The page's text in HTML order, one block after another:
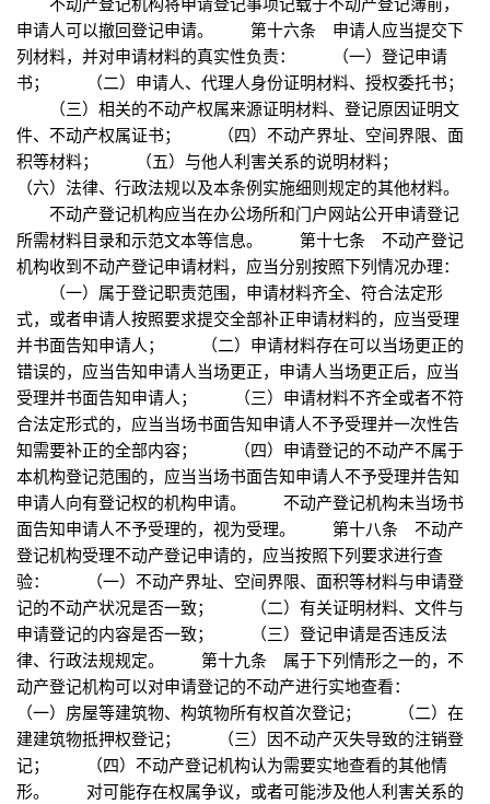
申请人可以撤回登记申请。 第十六条 申请人应当提交下
列材料，并对申请材料的真实性负责： （一）登记申请
书； （二）申请人、代理人身份证明材料、授权委托书；
（三）相关的不动产权属来源证明材料、登记原因证明文
件、不动产权属证书； （四）不动产界址、空间界限、面
积等材料； （五）与他人利害关系的说明材料；
（六）法律、行政法规以及本条例实施细则规定的其他材料。
不动产登记机构应当在办公场所和门户网站公开申请登记
所需材料目录和示范文本等信息。 第十七条 不动产登记
机构收到不动产登记申请材料，应当分别按照下列情况办理：
（一）属于登记职责范围，申请材料齐全、符合法定形
式，或者申请人按照要求提交全部补正申请材料的，应当受理
并书面告知申请人； （二）申请材料存在可以当场更正的
错误的，应当告知申请人当场更正，申请人当场更正后，应当
受理并书面告知申请人； （三）申请材料不齐全或者不符
合法定形式的，应当当场书面告知申请人不予受理并一次性告
知需要补正的全部内容； （四）申请登记的不动产不属于
本机构登记范围的，应当当场书面告知申请人不予受理并告知
申请人向有登记权的机构申请。 不动产登记机构未当场书
面告知申请人不予受理的，视为受理。 第十八条 不动产
登记机构受理不动产登记申请的，应当按照下列要求进行查
验： （一）不动产界址、空间界限、面积等材料与申请登
记的不动产状况是否一致； （二）有关证明材料、文件与
申请登记的内容是否一致； （三）登记申请是否违反法
律、行政法规规定。 第十九条 属于下列情形之一的，不
动产登记机构可以对申请登记的不动产进行实地查看：
（一）房屋等建筑物、构筑物所有权首次登记； （二）在
建建筑物抵押权登记； （三）因不动产灭失导致的注销登
记； （四）不动产登记机构认为需要实地查看的其他情
形。 对可能存在权属争议，或者可能涉及他人利害关系的